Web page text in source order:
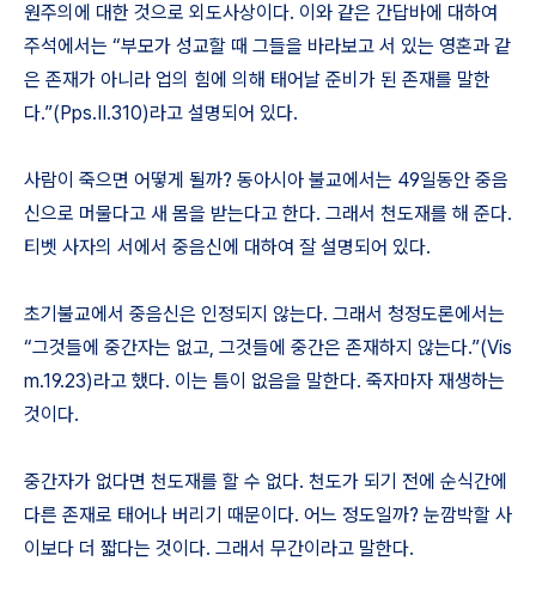
원주의에 대한 것으로 외도사상이다. 이와 같은 간답바에 대하여
주석에서는 “부모가 성교할 때 그들을 바라보고 서 있는 영혼과 같
은 존재가 아니라 업의 힘에 의해 태어날 준비가 된 존재를 말한
다.”(Pps.II.310)라고 설명되어 있다.
사람이 죽으면 어떻게 될까? 동아시아 불교에서는 49일동안 중음
신으로 머물다고 새 몸을 받는다고 한다. 그래서 천도재를 해 준다.
티벳 사자의 서에서 중음신에 대하여 잘 설명되어 있다.
초기불교에서 중음신은 인정되지 않는다. 그래서 청정도론에서는
“그것들에 중간자는 없고, 그것들에 중간은 존재하지 않는다.”(Vis
m.19.23)라고 했다. 이는 틈이 없음을 말한다. 죽자마자 재생하는
것이다.
중간자가 없다면 천도재를 할 수 없다. 천도가 되기 전에 순식간에
다른 존재로 태어나 버리기 때문이다. 어느 정도일까? 눈깜박할 사
이보다 더 짧다는 것이다. 그래서 무간이라고 말한다.